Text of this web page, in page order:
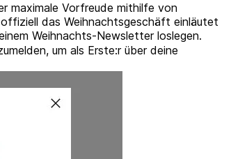
maximale Vorfreude mithilfe von
das Weihnachtsgeschäft einläutet
Weihnachts-Newsletter loslegen.
um als Erste:r über deine